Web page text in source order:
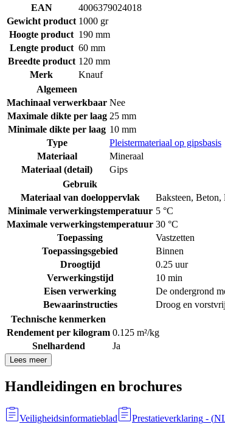
EAN
4006379024018
Gewicht product 1000 gr
Hoogte product 190 mm
Lengte product 60 mm
Breedte product 120 mm
Merk
Knauf
Algemeen
Machinaal verwerkbaar Nee
Maximale dikte per laag 25 mm
Minimale dikte per laag 10 mm
Type
Pleistermateriaal op gipsbasis
Materiaal
Mineraal
Materiaal (detail)
Gips
Gebruik
Materiaal van doeloppervlak
Baksteen, Beton,
Minimale verwerkingstemperatuur 5 °C
Maximale verwerkingstemperatuur 30 °C
Toepassing
Vastzetten
Toepassingsgebied
Binnen
Droogtijd
0.25 uur
Verwerkingstijd
10 min
Eisen verwerking
De ondergrond
Bewaarinstructies
Droog en
Technische kenmerken
Rendement per kilogram 0.125 m²/kg
Snelhardend
Ja
Lees meer
Handleidingen en brochures
Veiligheidsinformatieblad Prestatieverklaring - (